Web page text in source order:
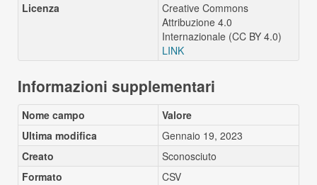
Licenza
Creative Commons
Attribuzione 4.0
Internazionale (CC BY 4.0)
LINK
Informazioni supplementari
Nome campo
Valore
Ultima modifica
Gennaio 19, 2023
Creato
Sconosciuto
Formato
CSV